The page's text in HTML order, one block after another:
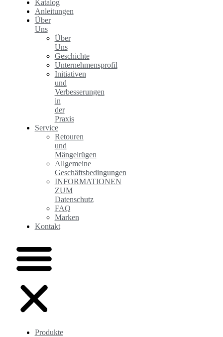
Katalog
Anleitungen
Über
Uns
Über
Uns
Geschichte
Unternehmensprofil
Initiativen
und
Verbesserungen
in
der
Praxis
Service
Retouren
und
Mängelrügen
Allgemeine
Geschäftsbedingungen
INFORMATIONEN
ZUM
Datenschutz
FAQ
Marken
Kontakt
Produkte